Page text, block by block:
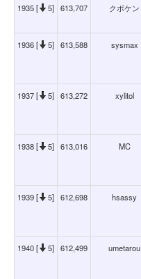
1935 [ 5] 613,707 クボケン
1936 [ 5] 613,588 sysmax
1937 [ 5] 613,272 xylitol
1938 [ 5] 613,016 MC
1939 [ 5] 612,698 hsassy
1940 [ 5] 612,499 umetarou